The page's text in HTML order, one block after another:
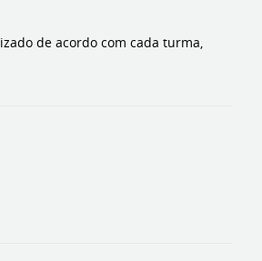
de acordo com cada turma,